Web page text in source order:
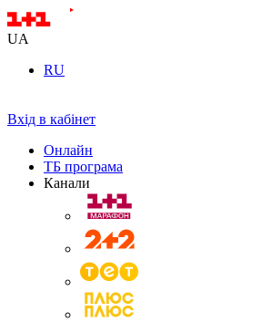
UA
RU
Вхід в кабінет
Онлайн
ТБ програма
Канали